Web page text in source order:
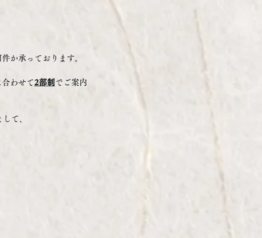
か承っております。
わせて2部制 でご案内
て、